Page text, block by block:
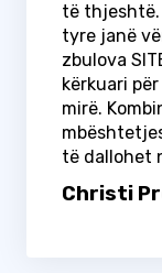
të thjeshtë.
tyre janë
zbulova
kërkuari
mirë.
të dallohet
Christi